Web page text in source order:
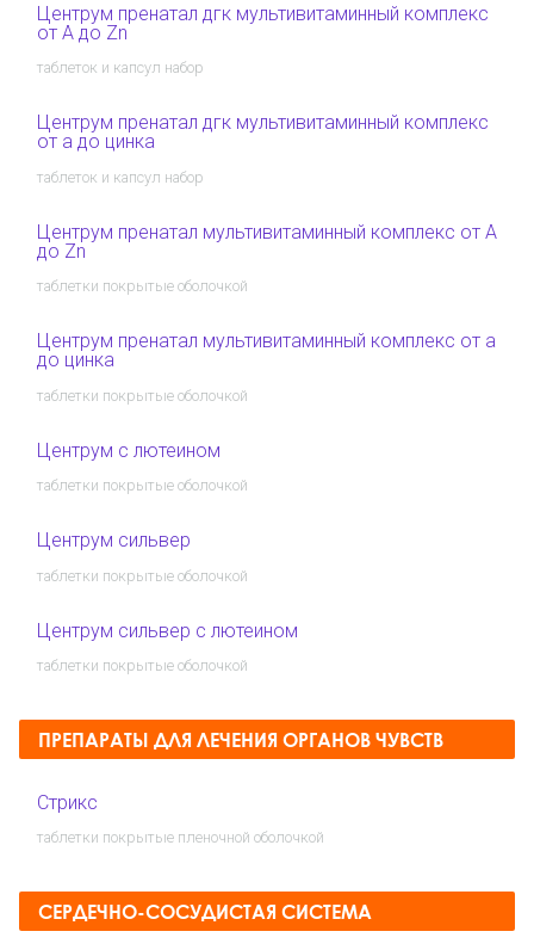
Центрум пренатал дгк мультивитаминный комплекс
от A до Zn
таблеток и капсул набор
Центрум пренатал дгк мультивитаминный комплекс
от а до цинка
таблеток и капсул набор
Центрум пренатал мультивитаминный комплекс от A
до Zn
таблетки покрытые оболочкой
Центрум пренатал мультивитаминный комплекс от а
до цинка
таблетки покрытые оболочкой
Центрум с лютеином
таблетки покрытые оболочкой
Центрум сильвер
таблетки покрытые оболочкой
Центрум сильвер с лютеином
таблетки покрытые оболочкой
ПРЕПАРАТЫ ДЛЯ ЛЕЧЕНИЯ ОРГАНОВ ЧУВСТВ
Стрикс
таблетки покрытые пленочной оболочкой
СЕРДЕЧНО-СОСУДИСТАЯ СИСТЕМА